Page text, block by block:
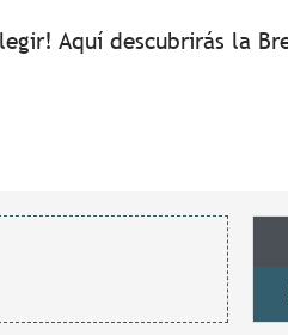
Aquí descubrirás la